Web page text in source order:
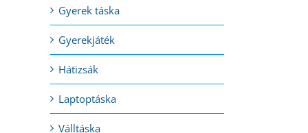
Gyerek táska
Gyerekjáték
Hátizsák
Laptoptáska
Válltáska